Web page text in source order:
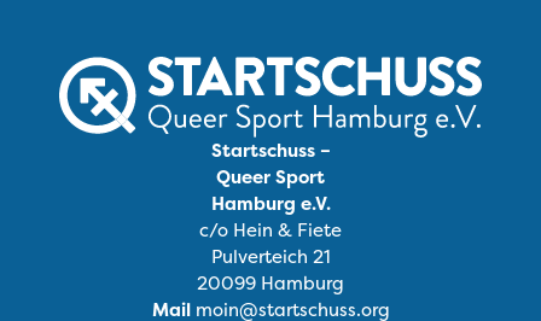
Startschuss –
Queer Sport
Hamburg e.V.
c/o Hein & Fiete
Pulverteich 21
20099 Hamburg
Mailmoin@startschuss.org